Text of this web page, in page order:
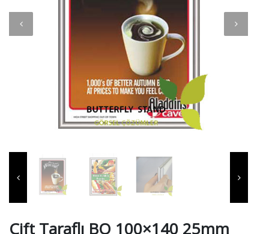
Çift Taraflı BO 100×140 25mm